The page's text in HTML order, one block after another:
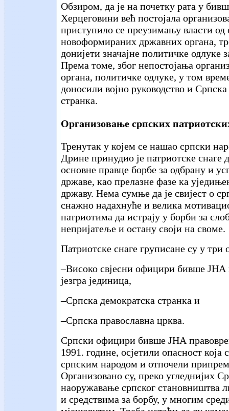
Обзиром, да је на почетку рата у
Херцеговини већ постојала
приступило се преузимању власти од
новоформираних државних органа,
донијети значајне политичке одлуке
Према томе, због непостојања
органа, политичке одлуке, у том
доносили војно руководство и
странка.
Организовање српских
Тренутак у којем се нашао српски
Дрине принудио је патриотске снаге
основне правце борбе за одбрану и
државе, као прелазне фазе ка
државу. Нема сумње да је свијест о
снажно надахнуће и велика
патриотима да истрају у борби за
непријатеље и остану своји на своме.
Патриотске снаге груписане су у три
–Високо свјесни официри бивше ЈНА
језгра јединица,
–Српска демократска странка и
–Српска православна црква.
Српски официри бивше ЈНА
1991. године, осјетили опасност која
српским народом и отпочели
Организовано су, преко угледнијих
наоружавање српског становништва
и средствима за борбу, у многим